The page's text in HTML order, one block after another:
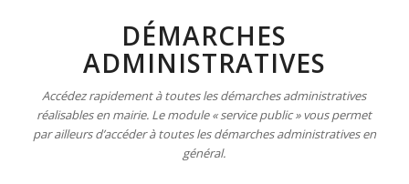
DÉMARCHES
ADMINISTRATIVES
Accédez rapidement à toutes les démarches administratives
réalisables en mairie. Le module « service public » vous permet
par ailleurs d’accéder à toutes les démarches administratives en
général.